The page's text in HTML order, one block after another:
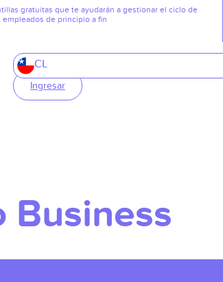
gratuitas que te ayudarán a gestionar el ciclo de
empleados de principio a fin
CL
Ingresar
Business